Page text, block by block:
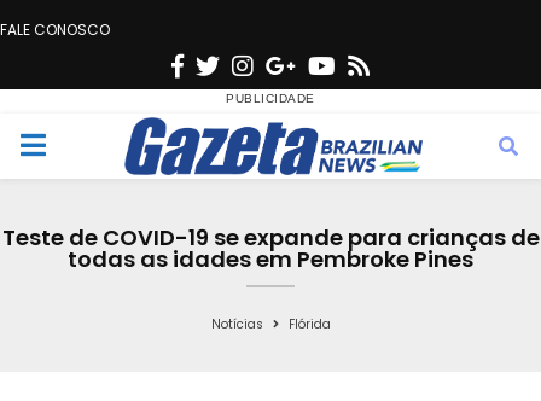
FALE CONOSCO
F
c
e
o
T
w
i
t
e
n
s
t
g
r
a
G
o
o
g
e
Y
u
t
b
s
M
Teste de COVID-19 se expande para crianças de
todas as idades em Pembroke Pines
Notícias Flórida